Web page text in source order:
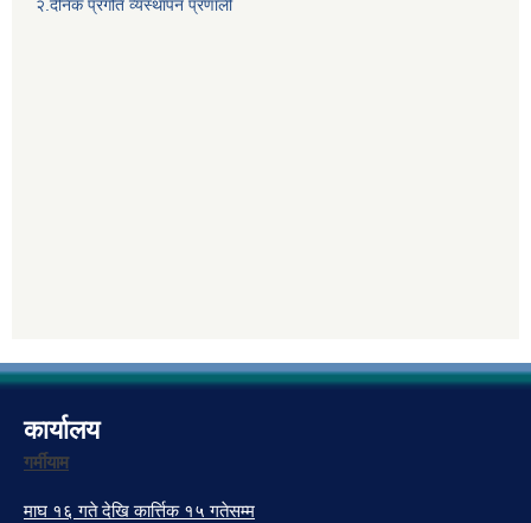
२.दैनिक प्रगति व्यस्थापन प्रणाली
कार्यालय
गर्मीयाम
माघ १६ गते देखि कार्त्तिक १५ गतेसम्म